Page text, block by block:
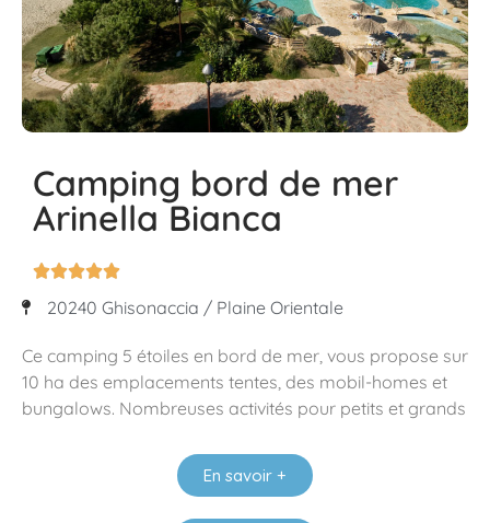
Camping bord de mer
Arinella Bianca

20240 Ghisonaccia / Plaine Orientale
Ce camping 5 étoiles en bord de mer, vous propose sur
10 ha des emplacements tentes, des mobil-homes et
bungalows. Nombreuses activités pour petits et grands
En savoir +